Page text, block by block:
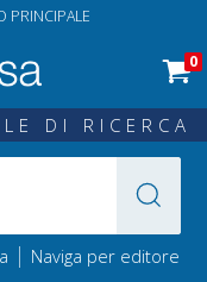
PRINCIPALE
0
DI RICERCA
| Naviga per editore